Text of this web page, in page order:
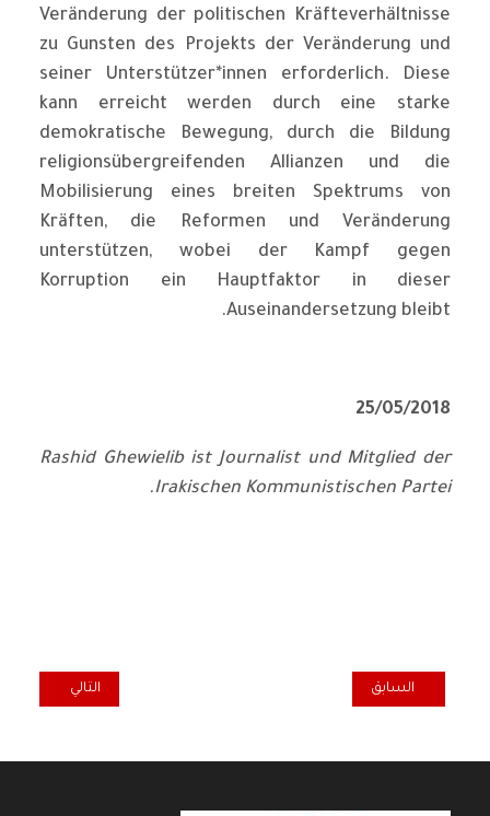
Veränderung der politischen Kräfteverhältnisse
zu Gunsten des Projekts der Veränderung und
seiner Unterstützer*innen erforderlich. Diese
kann erreicht werden durch eine starke
demokratische Bewegung, durch die Bildung
religionsübergreifenden Allianzen und die
Mobilisierung eines breiten Spektrums von
Kräften, die Reformen und Veränderung
unterstützen, wobei der Kampf gegen
Korruption ein Hauptfaktor in dieser
Auseinandersetzung bleibt.
25/05/2018
Rashid Ghewielib ist Journalist und Mitglied der
Irakischen Kommunistischen Partei.
المقال السابق: IRAQI COMMUNIST PARTY: INTERVIEW ON THE SUCCESS OF TRANS-SECTARIAN ‘SAIROUN' ALLIANCE IN RECENT IRAQI ELECTIONS
السابق المقال التالي: IRAQI COMMUNIST PARTY STATEMENT ON THE CRIME OF TARGETING THE HEADQUARTERS OF THE PARTY
التالي